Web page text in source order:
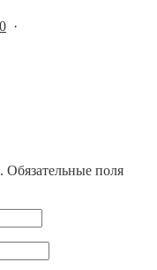
0 ·
Обязательные поля